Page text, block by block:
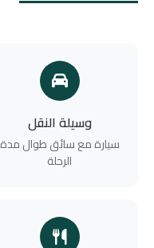
وسيلة النقل
سيارة مع سائق طوال مدة
الرحلة